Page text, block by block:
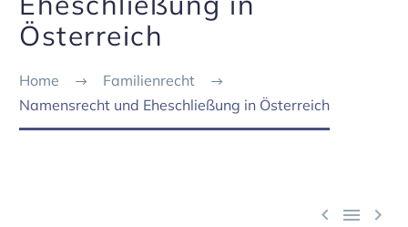
Österreich
Home
Familienrecht
Namens­recht und Eheschlie­ßung in Öster­reich
  